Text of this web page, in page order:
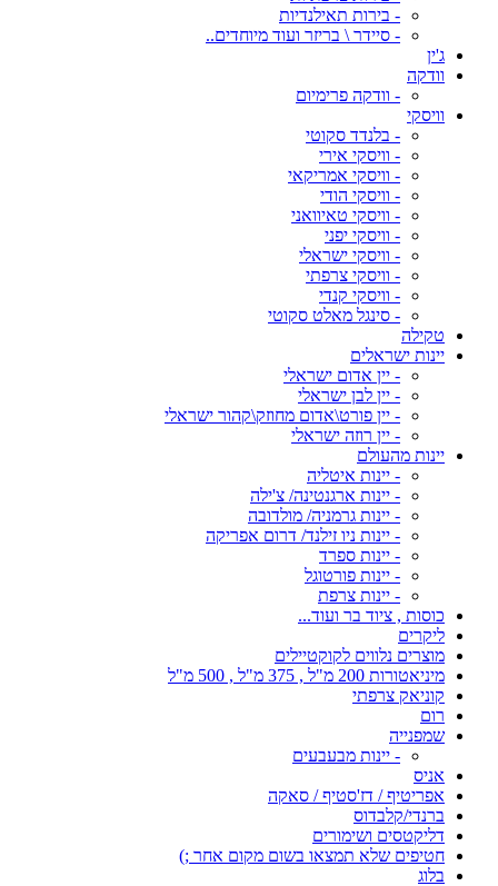
- בירות תאילנדיות
- סיידר \ בריזר ועוד מיוחדים..
ג'ין
וודקה
- וודקה פרימיום
וויסקי
- בלנדד סקוטי
- וויסקי אירי
- וויסקי אמריקאי
- וויסקי הודי
- וויסקי טאיוואני
- וויסקי יפני
- וויסקי ישראלי
- וויסקי צרפתי
- וויסקי קנדי
- סינגל מאלט סקוטי
טקילה
יינות ישראלים
- יין אדום ישראלי
- יין לבן ישראלי
- יין פורט\אדום מחוזק\קהור ישראלי
- יין רוזה ישראלי
יינות מהעולם
- יינות איטליה
- יינות ארגנטינה/ צ'ילה
- יינות גרמניה/ מולדובה
- יינות ניו זילנד/ דרום אפריקה
- יינות ספרד
- יינות פורטוגל
- יינות צרפת
כוסות , ציוד בר ועוד...
ליקרים
מוצרים נלווים לקוקטיילים
מיניאטורות 200 מ"ל , 375 מ"ל , 500 מ"ל
קוניאק צרפתי
רום
שמפנייה
- יינות מבעבעים
אניס
אפריטיף / דז'סטיף / סאקה
ברנדי/קלבדוס
דליקטסים ושימורים
חטיפים שלא תמצאו בשום מקום אחר ;)
בלוג